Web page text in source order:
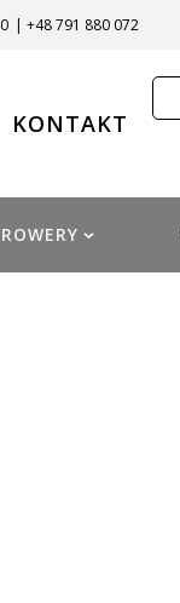
| +48 791 880 072
KONTAKT
ROWERY